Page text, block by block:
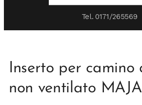
Tel. 0171/265569
Inserto per camino
non ventilato